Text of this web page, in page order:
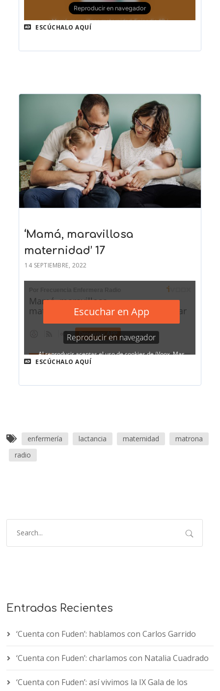
ESCÚCHALO AQUÍ
‘Mamá, maravillosa
maternidad’ 17
14 SEPTIEMBRE, 2022
ESCÚCHALO AQUÍ
enfermería lactancia maternidad
matrona
radio
Entradas Recientes
‘Cuenta con Fuden’: hablamos con Carlos Garrido
‘Cuenta con Fuden’: charlamos con Natalia Cuadrado
‘Cuenta con Fuden’: así vivimos la IX Gala de los